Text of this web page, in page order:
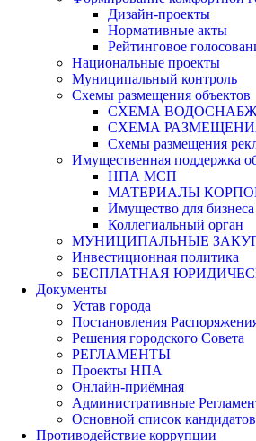
Дизайн-проекты
Нормативные акты
Рейтинговое
Национальные проекты
Муниципальный контроль
Схемы размещения объектов
СХЕМА
СХЕМА
Схемы размещения
Имущественная поддержка
НПА МСП
МАТЕРИАЛЫ
Имущество для бизнеса
Коллегиальный орган
МУНИЦИПАЛЬНЫЕ
Инвестиционная политика
БЕСПЛАТНАЯ
Документы
Устав города
Постановления
Решения городского Совета
РЕГЛАМЕНТЫ
Проекты НПА
Онлайн-приёмная
Административные
Основной список
Противодействие коррупции